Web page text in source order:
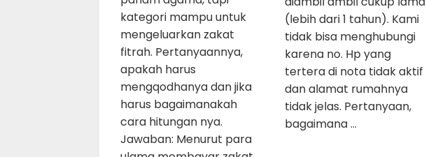
kategori mampu untuk
mengeluarkan zakat
fitrah. Pertanyaannya,
apakah harus
mengqodhanya dan jika
harus bagaimanakah
cara hitungan nya.
Jawaban: Menurut para
(lebih dari 1 tahun). Kami
tidak bisa menghubungi
karena no. Hp yang
tertera di nota tidak aktif
dan alamat rumahnya
tidak jelas. Pertanyaan,
bagaimana …